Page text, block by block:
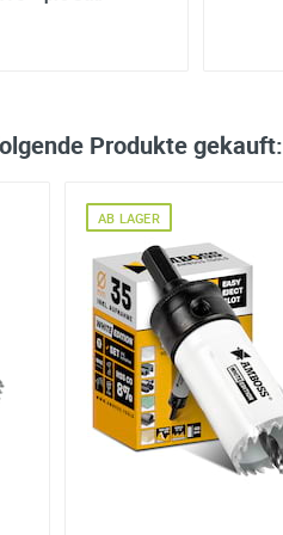
Produkte gekauft:
AB LAGER